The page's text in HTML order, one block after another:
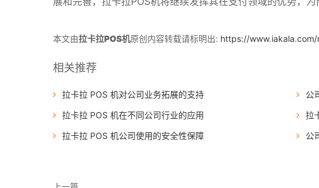
本文由拉卡拉POS机原创内容转载请标明出: https://
相关推荐
拉卡拉 POS 机对公司业务拓展的支持
公
拉卡拉 POS 机在不同公司行业的应用
拉
拉卡拉 POS 机公司使用的安全性保障
公